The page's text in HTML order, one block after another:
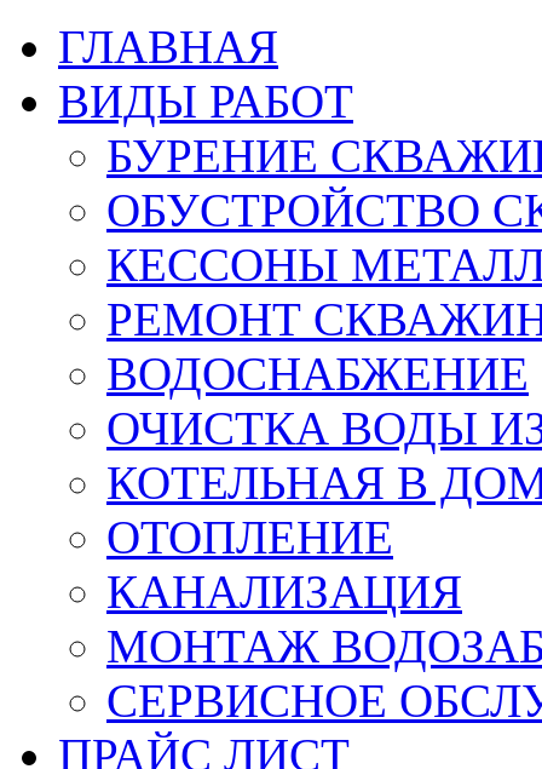
ГЛАВНАЯ
ВИДЫ РАБОТ
БУРЕНИЕ
ОБУСТРОЙСТВО
КЕССОНЫ
РЕМОНТ
ВОДОСНАБЖЕНИЕ
ОЧИСТКА ВОДЫ
КОТЕЛЬНАЯ В
ОТОПЛЕНИЕ
КАНАЛИЗАЦИЯ
МОНТАЖ
СЕРВИСНОЕ
ПРАЙС ЛИСТ